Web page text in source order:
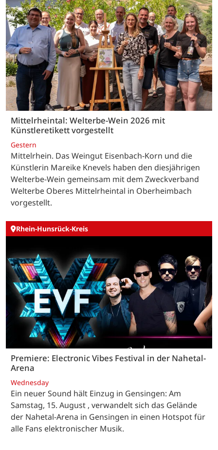
Mittelrheintal: Welterbe-Wein 2026 mit
Künstleretikett vorgestellt
Gestern
Mittelrhein. Das Weingut Eisenbach-Korn und die
Künstlerin Mareike Knevels haben den diesjährigen
Welterbe-Wein gemeinsam mit dem Zweckverband
Welterbe Oberes Mittelrheintal in Oberheimbach
vorgestellt.
Rhein-Hunsrück-Kreis
Premiere: Electronic Vibes Festival in der Nahetal-
Arena
Wednesday
Ein neuer Sound hält Einzug in Gensingen: Am
Samstag, 15. August , verwandelt sich das Gelände
der Nahetal-Arena in Gensingen in einen Hotspot für
alle Fans elektronischer Musik.